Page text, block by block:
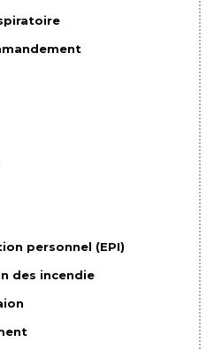
personnel (EPI)
des incendie